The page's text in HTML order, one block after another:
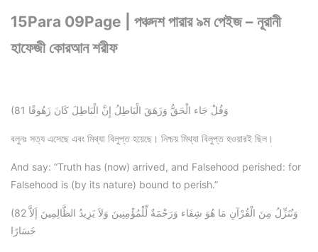
15Para 09Page | পঞ্চদশ পারার ৯ম পেইজ – নূরানী
হাফেজী কোরআন শরীফ
(81 وَقُلْ جَاء الْحَقُّ وَزَهَقَ الْبَاطِلُ إِنَّ الْبَاطِلَ كَانَ زَهُوقًا
বলুনঃ সত্য এসেছে এবং মিথ্যা বিলুপ্ত হয়েছে। নিশ্চয় মিথ্যা বিলুপ্ত হওয়ারই ছিল।
And say: “Truth has (now) arrived, and Falsehood perished: for
Falsehood is (by its nature) bound to perish.”
(82 وَنُنَزِّلُ مِنَ الْقُرْآنِ مَا هُوَ شِفَاء وَرَحْمَةٌ لِّلْمُؤْمِنِينَ وَلاَ يَزِيدُ الظَّالِمِينَ إَلاَّ
خَسَارًا